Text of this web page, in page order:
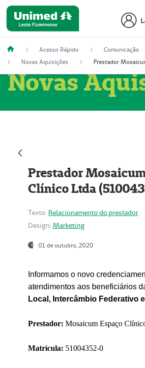
Acesso Rápido
Comunicação
Novas Aquisições
Novas
Prestador
Clínico Ltda
Texto: Relacionamento do prestador
Design: Marketing
01 de outubro, 2020
Informamos o novo
atendimentos aos beneficiários
Local, Intercâmbio Federativo
Prestador: Mosaicum Espaço
Matrícula: 51004352-0